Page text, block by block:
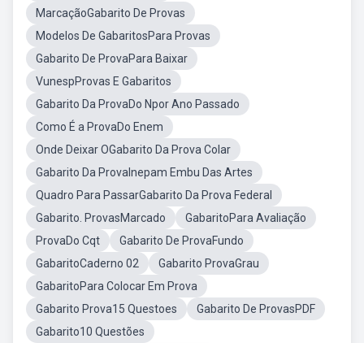
MarcaçãoGabarito De Provas
Modelos De GabaritosPara Provas
Gabarito De ProvaPara Baixar
VunespProvas E Gabaritos
Gabarito Da ProvaDo Npor Ano Passado
Como É a ProvaDo Enem
Onde Deixar OGabarito Da Prova Colar
Gabarito Da ProvaInepam Embu Das Artes
Quadro Para PassarGabarito Da Prova Federal
Gabarito. ProvasMarcado
GabaritoPara Avaliação
ProvaDo Cqt
Gabarito De ProvaFundo
GabaritoCaderno 02
Gabarito ProvaGrau
GabaritoPara Colocar Em Prova
Gabarito Prova15 Questoes
Gabarito De ProvasPDF
Gabarito10 Questões